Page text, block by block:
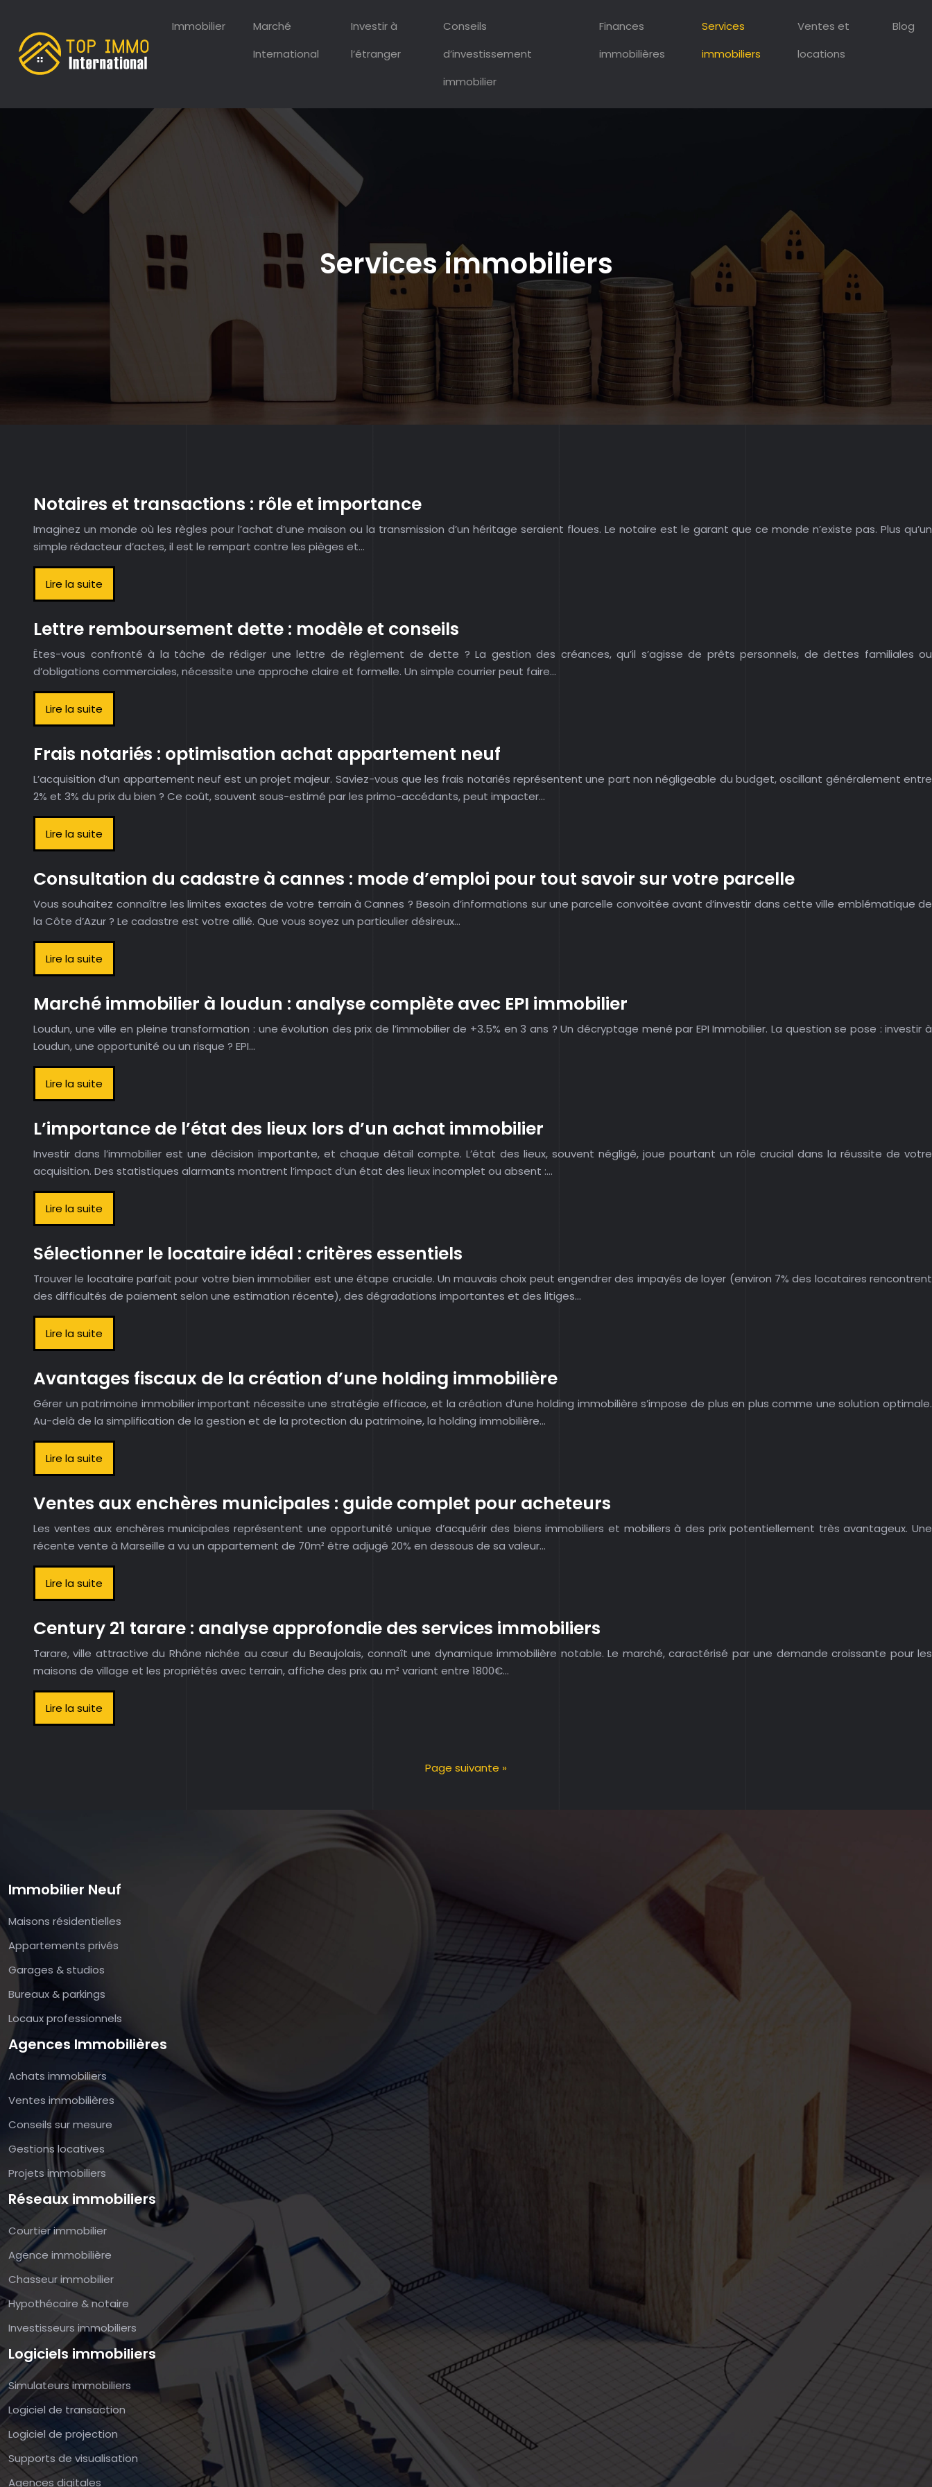
Immobilier
Marché
International
Investir à
l’étranger
Conseils
d’investissement
immobilier
Finances
immobilières
Services
immobiliers
Ventes et
locations
Blog
Services immobiliers
Notaires et transactions : rôle et importance
Imaginez un monde où les règles pour l’achat d’une maison ou la transmission d’un héritage seraient floues. Le notaire est le garant que ce monde n’existe pas. Plus qu’un
simple rédacteur d’actes, il est le rempart contre les pièges et…
Lire la suite
Lettre remboursement dette : modèle et conseils
Êtes-vous confronté à la tâche de rédiger une lettre de règlement de dette ? La gestion des créances, qu’il s’agisse de prêts personnels, de dettes familiales ou
d’obligations commerciales, nécessite une approche claire et formelle. Un simple courrier peut faire…
Lire la suite
Frais notariés : optimisation achat appartement neuf
L’acquisition d’un appartement neuf est un projet majeur. Saviez-vous que les frais notariés représentent une part non négligeable du budget, oscillant généralement entre
2% et 3% du prix du bien ? Ce coût, souvent sous-estimé par les primo-accédants, peut impacter…
Lire la suite
Consultation du cadastre à cannes : mode d’emploi pour tout savoir sur votre parcelle
Vous souhaitez connaître les limites exactes de votre terrain à Cannes ? Besoin d’informations sur une parcelle convoitée avant d’investir dans cette ville emblématique de
la Côte d’Azur ? Le cadastre est votre allié. Que vous soyez un particulier désireux…
Lire la suite
Marché immobilier à loudun : analyse complète avec EPI immobilier
Loudun, une ville en pleine transformation : une évolution des prix de l’immobilier de +3.5% en 3 ans ? Un décryptage mené par EPI Immobilier. La question se pose : investir à
Loudun, une opportunité ou un risque ? EPI…
Lire la suite
L’importance de l’état des lieux lors d’un achat immobilier
Investir dans l’immobilier est une décision importante, et chaque détail compte. L’état des lieux, souvent négligé, joue pourtant un rôle crucial dans la réussite de votre
acquisition. Des statistiques alarmants montrent l’impact d’un état des lieux incomplet ou absent :…
Lire la suite
Sélectionner le locataire idéal : critères essentiels
Trouver le locataire parfait pour votre bien immobilier est une étape cruciale. Un mauvais choix peut engendrer des impayés de loyer (environ 7% des locataires rencontrent
des difficultés de paiement selon une estimation récente), des dégradations importantes et des litiges…
Lire la suite
Avantages fiscaux de la création d’une holding immobilière
Gérer un patrimoine immobilier important nécessite une stratégie efficace, et la création d’une holding immobilière s’impose de plus en plus comme une solution optimale.
Au-delà de la simplification de la gestion et de la protection du patrimoine, la holding immobilière…
Lire la suite
Ventes aux enchères municipales : guide complet pour acheteurs
Les ventes aux enchères municipales représentent une opportunité unique d’acquérir des biens immobiliers et mobiliers à des prix potentiellement très avantageux. Une
récente vente à Marseille a vu un appartement de 70m² être adjugé 20% en dessous de sa valeur…
Lire la suite
Century 21 tarare : analyse approfondie des services immobiliers
Tarare, ville attractive du Rhône nichée au cœur du Beaujolais, connaît une dynamique immobilière notable. Le marché, caractérisé par une demande croissante pour les
maisons de village et les propriétés avec terrain, affiche des prix au m² variant entre 1800€…
Lire la suite
Page suivante »
Immobilier Neuf
Maisons résidentielles
Appartements privés
Garages & studios
Bureaux & parkings
Locaux professionnels
Agences Immobilières
Achats immobiliers
Ventes immobilières
Conseils sur mesure
Gestions locatives
Projets immobiliers
Réseaux immobiliers
Courtier immobilier
Agence immobilière
Chasseur immobilier
Hypothécaire & notaire
Investisseurs immobiliers
Logiciels immobiliers
Simulateurs immobiliers
Logiciel de transaction
Logiciel de projection
Supports de visualisation
Agences digitales